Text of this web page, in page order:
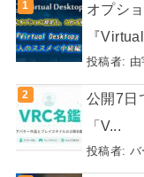
オプシ
『
投稿者: 由
公開7日
「V...
投稿者: バ